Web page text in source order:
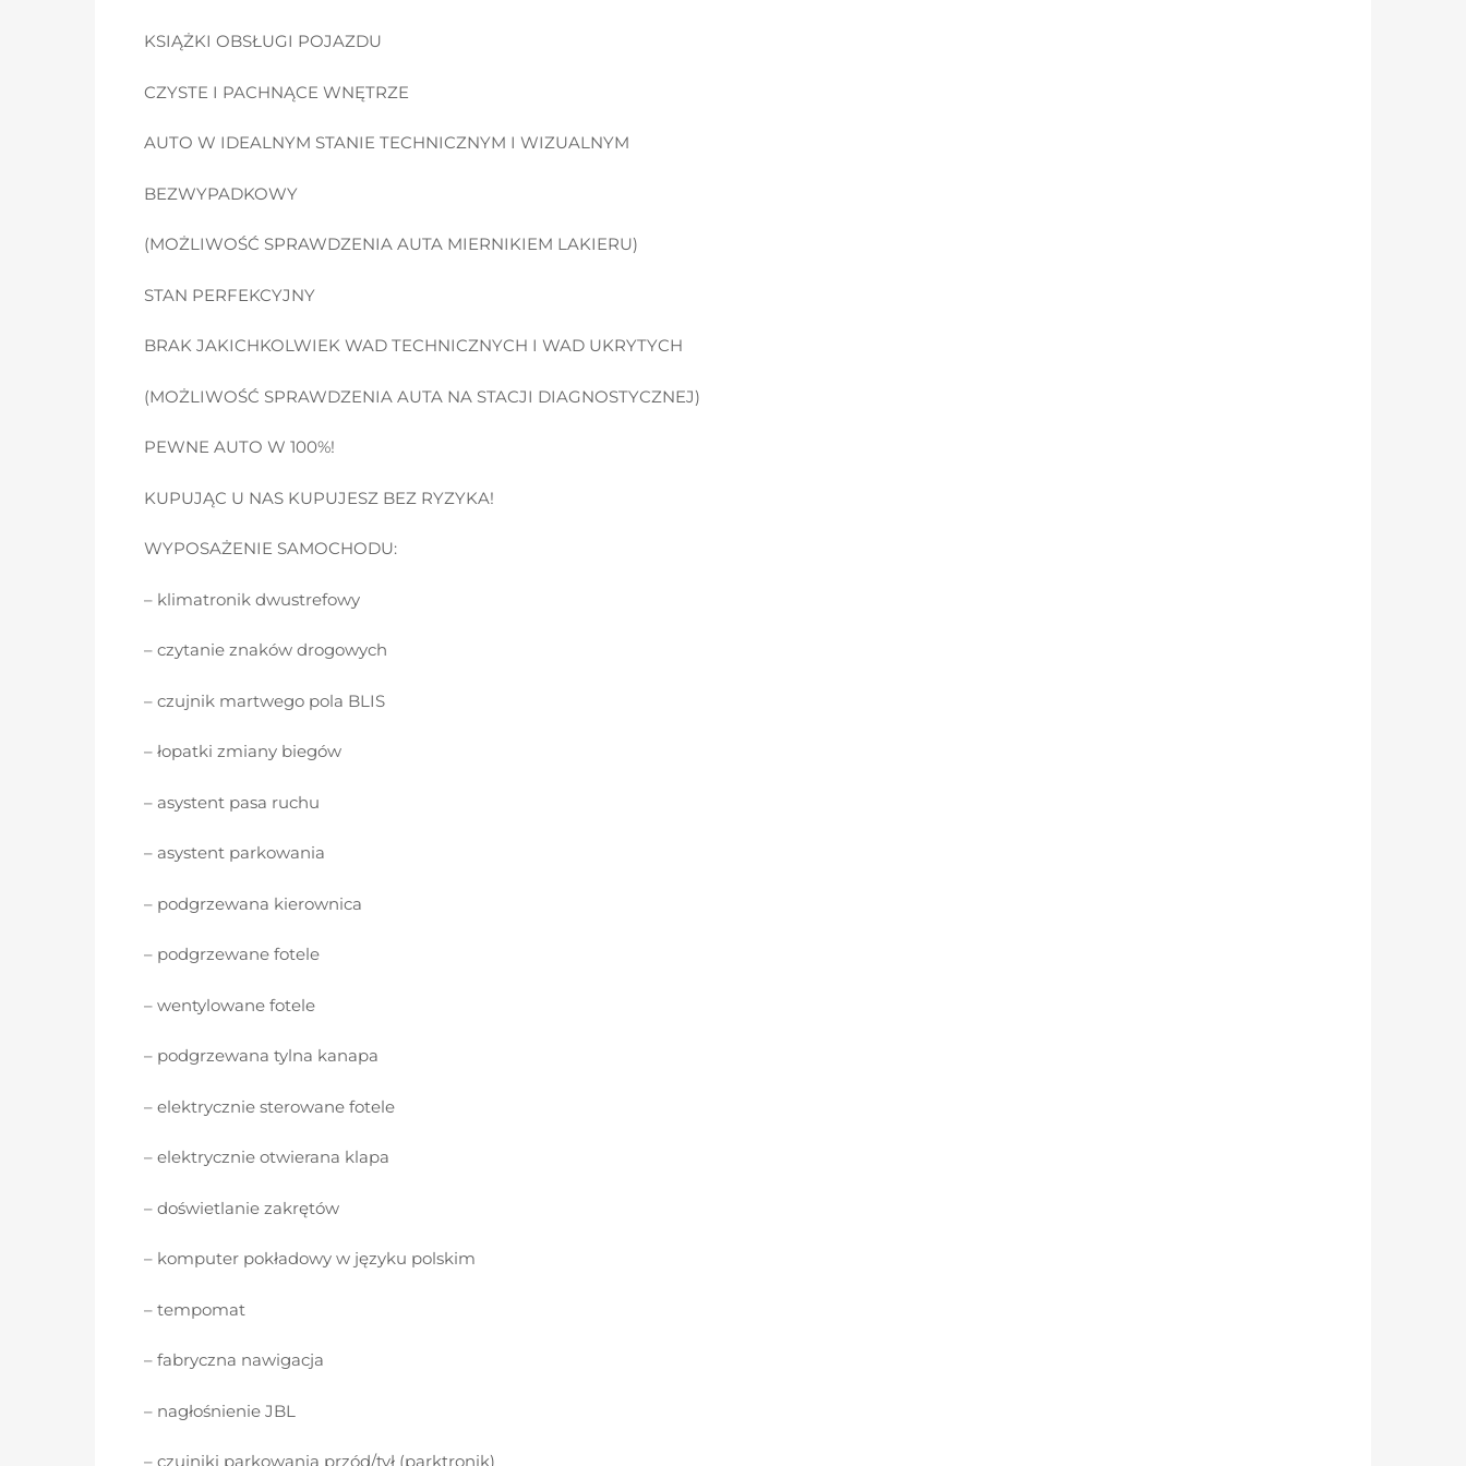
KSIĄŻKI OBSŁUGI POJAZDU
CZYSTE I PACHNĄCE WNĘTRZE
AUTO W IDEALNYM STANIE TECHNICZNYM I WIZUALNYM
BEZWYPADKOWY
(MOŻLIWOŚĆ SPRAWDZENIA AUTA MIERNIKIEM LAKIERU)
STAN PERFEKCYJNY
BRAK JAKICHKOLWIEK WAD TECHNICZNYCH I WAD UKRYTYCH
(MOŻLIWOŚĆ SPRAWDZENIA AUTA NA STACJI DIAGNOSTYCZNEJ)
PEWNE AUTO W 100%!
KUPUJĄC U NAS KUPUJESZ BEZ RYZYKA!
WYPOSAŻENIE SAMOCHODU:
– klimatronik dwustrefowy
– czytanie znaków drogowych
– czujnik martwego pola BLIS
– łopatki zmiany biegów
– asystent pasa ruchu
– asystent parkowania
– podgrzewana kierownica
– podgrzewane fotele
– wentylowane fotele
– podgrzewana tylna kanapa
– elektrycznie sterowane fotele
– elektrycznie otwierana klapa
– doświetlanie zakrętów
– komputer pokładowy w języku polskim
– tempomat
– fabryczna nawigacja
– nagłośnienie JBL
– czujniki parkowania przód/tył (parktronik)